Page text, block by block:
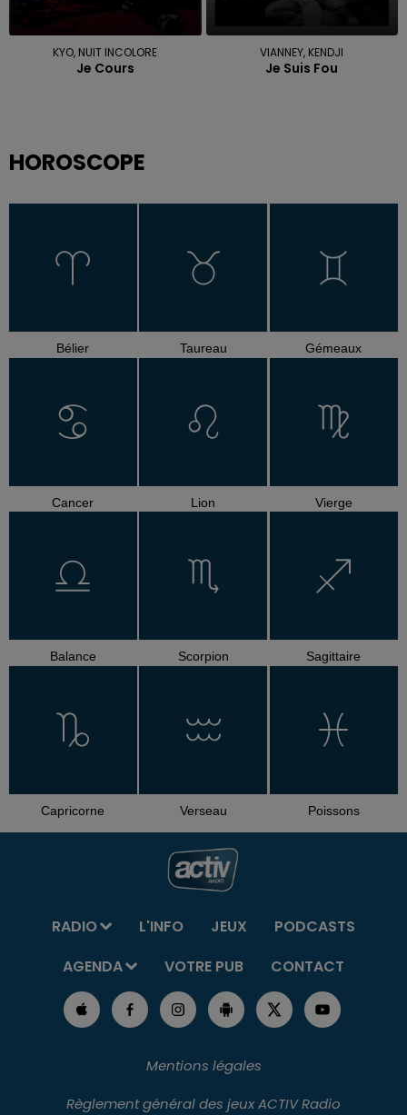
KYO, NUIT INCOLORE
Je Cours
VIANNEY, KENDJI
Je Suis Fou
HOROSCOPE
Bélier Taureau Gémeaux
Cancer Lion Vierge
Balance Scorpion Sagittaire
Capricorne Verseau Poissons
RADIO L'INFO JEUX
PODCASTS
AGENDA
VOTRE PUB CONTACT
Mentions légales
Règlement général des jeux ACTIV Radio